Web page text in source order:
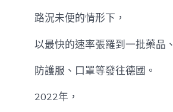
路況未便的情形下，
以最快的速率張羅到一批藥品、
防護服、口罩等發往德國。
2022年，